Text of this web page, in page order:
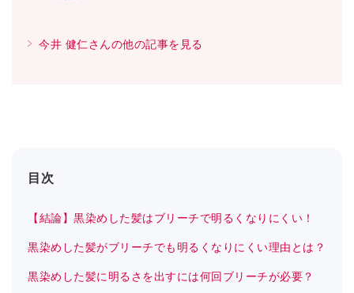
今井 健仁さんの他の記事を見る
目次
【結論】黒染めした髪はブリーチで明るくなりにくい！
黒染めした髪がブリーチでも明るくなりにくい理由とは？
黒染めした髪に明るさを出すには何回ブリーチが必要？